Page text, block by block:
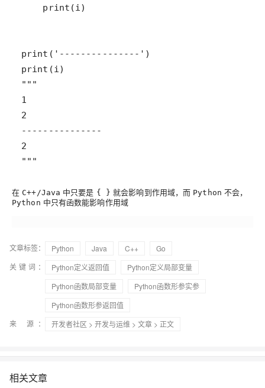
"""
在 C++/Java 中只要是 { } 就会影响到作用域，而 Python 不会，
Python 中只有函数能影响作用域
文章标签： Python Java C++
Go
关键词：
Python定义返回值
Python定义局部变量
Python函数局部变量
Python函数形参实参
Python函数形参返回值
来 源：
开发者社区 > 开发与运维 > 文章 > 正文
相关文章